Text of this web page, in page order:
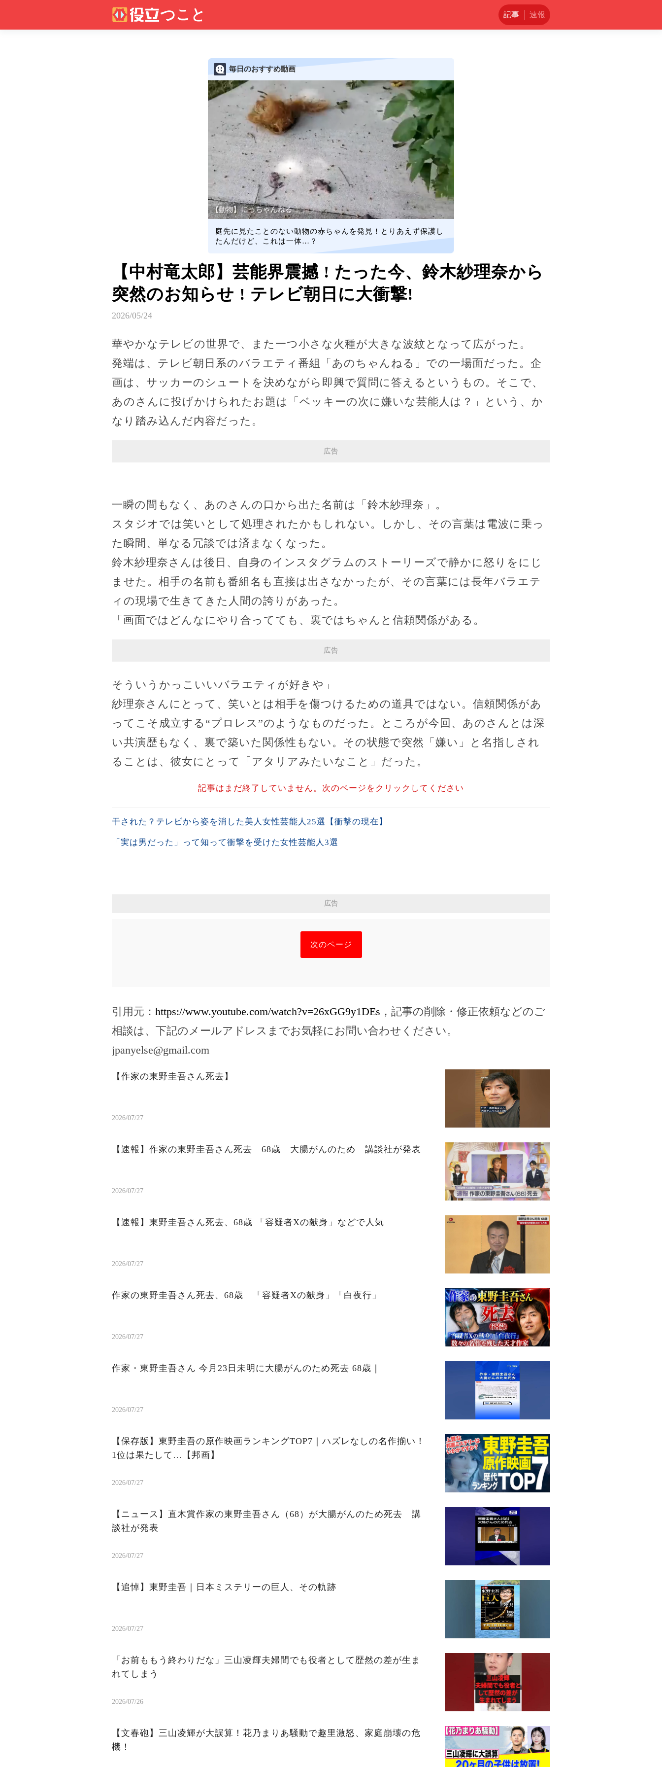
記事 速報
毎日のおすすめ動画
庭先に見たことのない動物の赤ちゃんを発見！とりあえず保護し
たんだけど、これは一体…？
【中村竜太郎】芸能界震撼 ! たった今、鈴木紗理奈から
突然のお知らせ ! テレビ朝日に大衝撃!
2026/05/24
華やかなテレビの世界で、また一つ小さな火種が大きな波紋となって広がった。
発端は、テレビ朝日系のバラエティ番組「あのちゃんねる」での一場面だった。企
画は、サッカーのシュートを決めながら即興で質問に答えるというもの。そこで、
あのさんに投げかけられたお題は「ベッキーの次に嫌いな芸能人は？」という、か
なり踏み込んだ内容だった。
広告
一瞬の間もなく、あのさんの口から出た名前は「鈴木紗理奈」。
スタジオでは笑いとして処理されたかもしれない。しかし、その言葉は電波に乗っ
た瞬間、単なる冗談では済まなくなった。
鈴木紗理奈さんは後日、自身のインスタグラムのストーリーズで静かに怒りをにじ
ませた。相手の名前も番組名も直接は出さなかったが、その言葉には長年バラエテ
ィの現場で生きてきた人間の誇りがあった。
「画面ではどんなにやり合ってても、裏ではちゃんと信頼関係がある。
広告
そういうかっこいいバラエティが好きや」
紗理奈さんにとって、笑いとは相手を傷つけるための道具ではない。信頼関係があ
ってこそ成立する“プロレス”のようなものだった。ところが今回、あのさんとは深
い共演歴もなく、裏で築いた関係性もない。その状態で突然「嫌い」と名指しされ
ることは、彼女にとって「アタリアみたいなこと」だった。
記事はまだ終了していません。次のページをクリックしてください
干された？テレビから姿を消した美人女性芸能人25選【衝撃の現在】
「実は男だった」って知って衝撃を受けた女性芸能人3選
広告
次のページ
引用元： https://www.youtube.com/watch?v=26xGG9y1DEs ，記事の削除・修正依頼などのご
相談は、下記のメールアドレスまでお気軽にお問い合わせください。
jpanyelse@gmail.com
【作家の東野圭吾さん死去】
2026/07/27
【速報】作家の東野圭吾さん死去 68歳 大腸がんのため 講談社が発表
2026/07/27
【速報】東野圭吾さん死去、68歳 「容疑者Xの献身」などで人気
2026/07/27
作家の東野圭吾さん死去、68歳 「容疑者Xの献身」「白夜行」
2026/07/27
作家・東野圭吾さん 今月23日未明に大腸がんのため死去 68歳｜
2026/07/27
【保存版】東野圭吾の原作映画ランキングTOP7｜ハズレなしの名作揃い！
1位は果たして…【邦画】
2026/07/27
【ニュース】直木賞作家の東野圭吾さん（68）が大腸がんのため死去 講
談社が発表
2026/07/27
【追悼】東野圭吾｜日本ミステリーの巨人、その軌跡
2026/07/27
「お前ももう終わりだな」三山凌輝夫婦間でも役者として歴然の差が生ま
れてしまう
2026/07/26
【文春砲】三山凌輝が大誤算！花乃まりあ騒動で趣里激怒、家庭崩壊の危
機！